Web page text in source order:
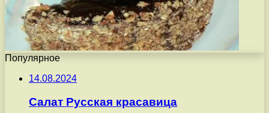
Популярное
14.08.2024
Салат Русская красавица